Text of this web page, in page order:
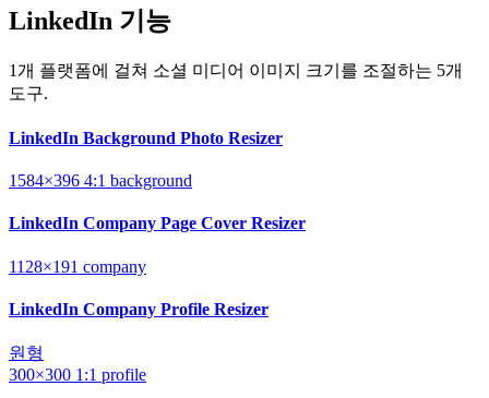
LinkedIn 기능
1개 플랫폼에 걸쳐 소셜 미디어 이미지 크기를 조절하는 5개
도구.
LinkedIn Background Photo Resizer
1584×396 4:1 background
LinkedIn Company Page Cover Resizer
1128×191 company
LinkedIn Company Profile Resizer
원형
300×300 1:1 profile